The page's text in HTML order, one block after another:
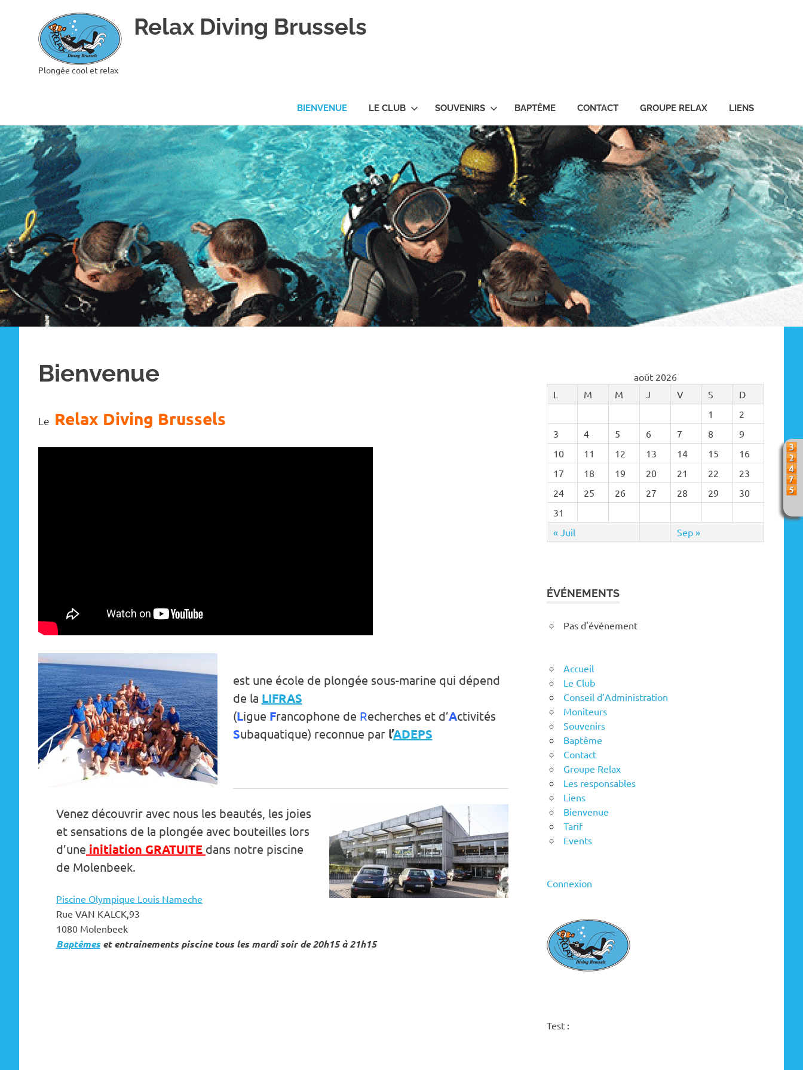
Relax Diving Brussels
Plongée cool et relax
BIENVENUE LE CLUB SOUVENIRS BAPTÊME CONTACT GROUPE RELAX LIENS
Bienvenue
Le Relax Diving Brussels
est une école de plongée sous-marine qui dépend
de la LIFRAS
(Ligue Francophone de Recherches et d’Activités
Subaquatique) reconnue par l’ADEPS
Venez découvrir avec nous les beautés, les joies
et sensations de la plongée avec bouteilles lors
d’une initiation GRATUITE dans notre piscine
de Molenbeek.
Piscine Olympique Louis Nameche
Rue VAN KALCK,93
1080 Molenbeek
Baptêmeset entrainements piscine tous les mardi soir de 20h15 à 21h15
août 2026
L
M M J V S
D
1
2
3
4 5 6 7 8
9
10
11 12 13 14 15
16
17
18 19 20 21 22
23
24
25 26 27 28 29
30
31
« Juil
Sep »
ÉVÉNEMENTS
Pas d'événement
Accueil
Le Club
Conseil d’Administration
Moniteurs
Souvenirs
Baptême
Contact
Groupe Relax
Les responsables
Liens
Bienvenue
Tarif
Events
Connexion
Test :